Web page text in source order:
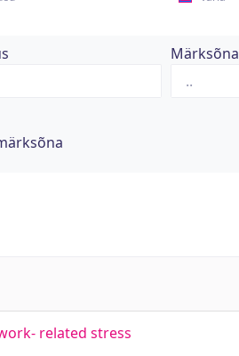
Märksõna
related stress